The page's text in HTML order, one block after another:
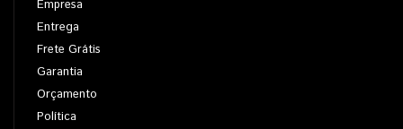
Empresa
Entrega
Frete Grátis
Garantia
Orçamento
Política